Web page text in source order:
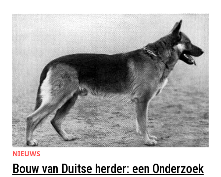
NIEUWS
Bouw van Duitse herder: een Onderzoek